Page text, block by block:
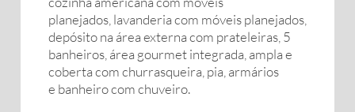
planejados, lavanderia com móveis planejados,
depósito na área externa com prateleiras, 5
banheiros, área gourmet integrada, ampla e
coberta com churrasqueira, pia, armários
e banheiro com chuveiro.